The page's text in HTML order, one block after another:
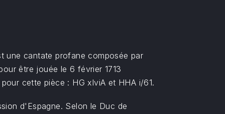
une cantate profane composée par
être jouée le 6 février 1713
cette pièce : HG xlviA et HHA i/61.
d'Espagne. Selon le Duc de